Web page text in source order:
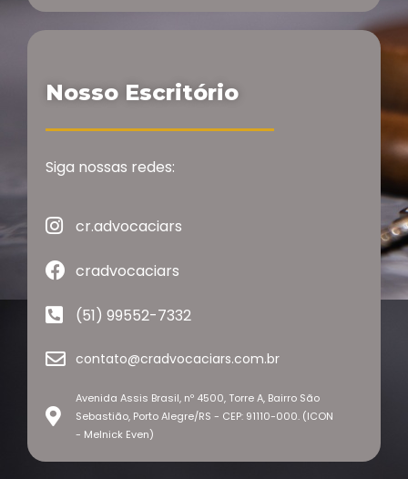
Nosso Escritório
Siga nossas redes:
cr.advocaciars
cradvocaciars
(51) 99552-7332
contato@cradvocaciars.com.br
Avenida Assis Brasil, nº 4500, Torre A, Bairro São
Sebastião, Porto Alegre/RS - CEP: 91110-000. (ICON
- Melnick Even)